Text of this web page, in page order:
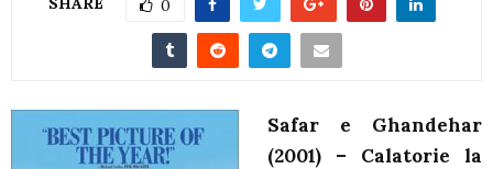
0
Safar e Ghandehar
(2001) – Calatorie la